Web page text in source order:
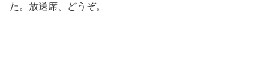
た。放送席、どうぞ。